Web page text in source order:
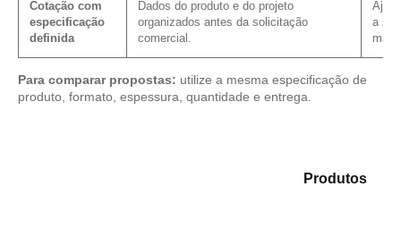
Cotação com
especificação
definida
Dados do produto e do projeto
organizados antes da solicitação
comercial.
a
Para comparar propostas: utilize a mesma especificação de
produto, formato, espessura, quantidade e entrega.
Produtos